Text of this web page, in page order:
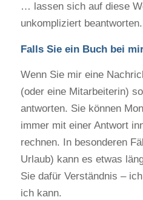
… lassen sich auf diese
unkompliziert beantworten.
Falls Sie ein Buch bei
Wenn Sie mir eine
(oder eine Mitarbeiterin)
antworten. Sie können
immer mit einer Antwort
rechnen. In besonderen
Urlaub) kann es etwas
Sie dafür Verständnis –
ich kann.